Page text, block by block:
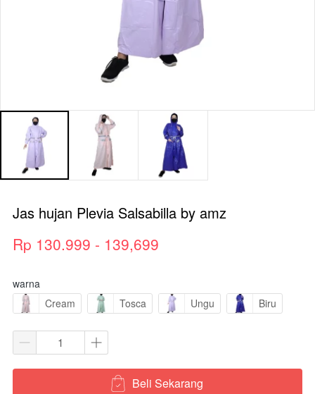
Jas hujan Plevia Salsabilla by amz
Rp 130.999 - 139,699
warna
Cream
Tosca Ungu Biru
` Beli Sekarang